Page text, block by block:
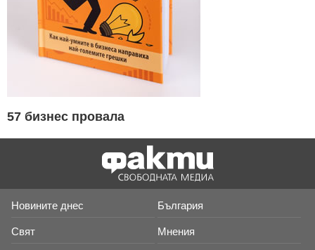
57 бизнес провала
Новините днес България
Свят Мнения